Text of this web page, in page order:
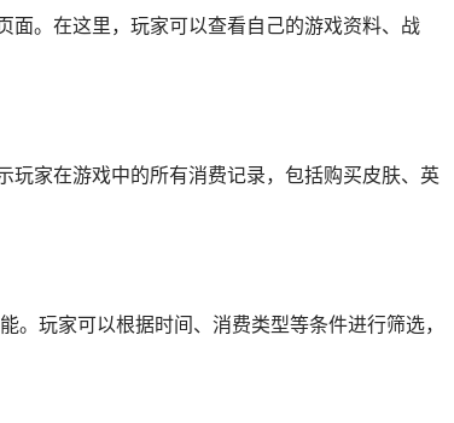
面。在这里，玩家可以查看自己的游戏资料、战
玩家在游戏中的所有消费记录，包括购买皮肤、英
玩家可以根据时间、消费类型等条件进行筛选，